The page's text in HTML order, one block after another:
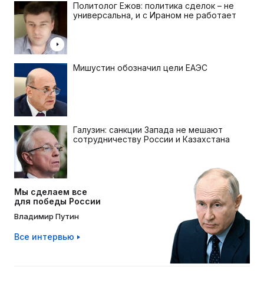
Политолог Ежов: политика сделок – не
универсальна, и с Ираном не работает
Мишустин обозначил цели ЕАЭС
Галузин: санкции Запада не мешают
сотрудничеству России и Казахстана
Мы сделаем все
для победы России
Владимир Путин
Все интервью